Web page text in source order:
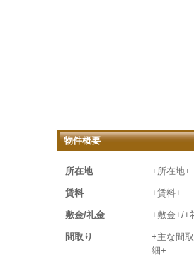
物件概要
所在地 +所在地+
賃料 +賃料+
敷金/礼金 +敷金+/+
間取り
+主な間
細+